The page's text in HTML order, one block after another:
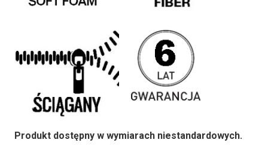
Produkt dostępny w wymiarach niestandardowych.